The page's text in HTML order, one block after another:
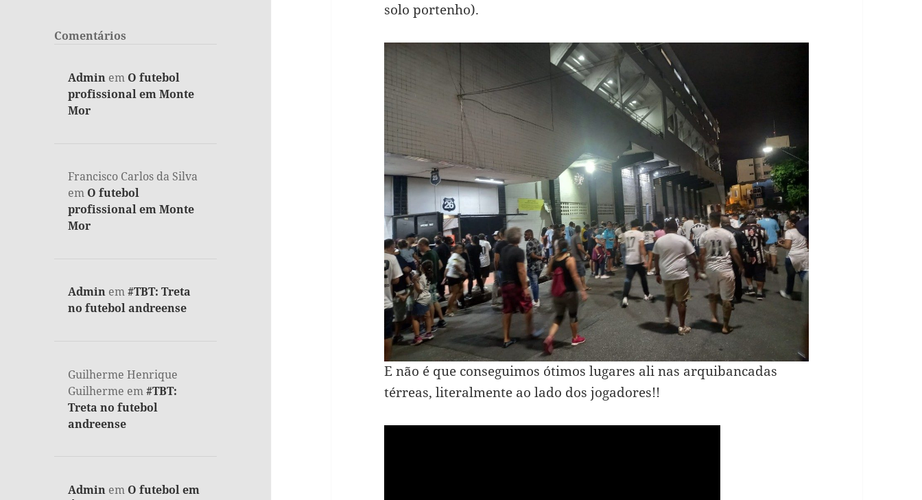
Comentários
Admin em O futebol
profissional em Monte
Mor
Francisco Carlos da Silva
em O futebol
profissional em Monte
Mor
Admin em#TBT: Treta
no futebol andreense
Guilherme Henrique
Guilherme em#TBT:
Treta no futebol
andreense
Admin em O futebol em
solo portenho).
E não é que conseguimos ótimos lugares ali nas arquibancadas
térreas, literalmente ao lado dos jogadores!!